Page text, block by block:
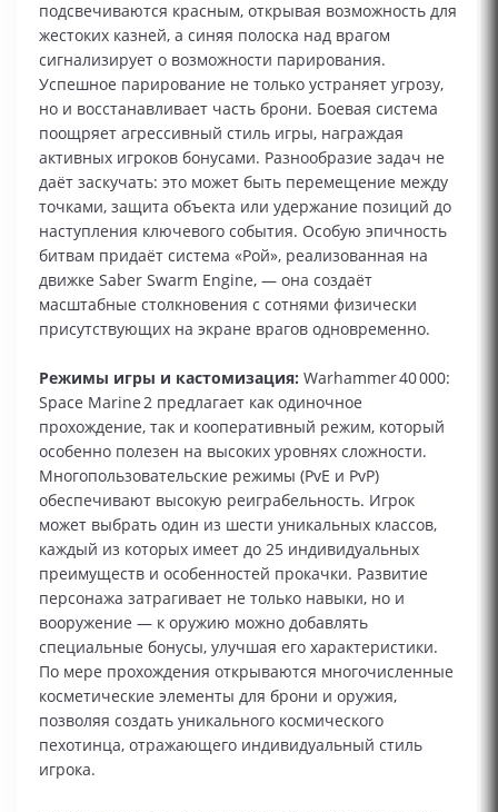
подсвечиваются красным, открывая возможность для
жестоких казней, а синяя полоска над врагом
сигнализирует о возможности парирования.
Успешное парирование не только устраняет угрозу,
но и восстанавливает часть брони. Боевая система
поощряет агрессивный стиль игры, награждая
активных игроков бонусами. Разнообразие задач не
даёт заскучать: это может быть перемещение между
точками, защита объекта или удержание позиций до
наступления ключевого события. Особую эпичность
битвам придаёт система «Рой», реализованная на
движке Saber Swarm Engine, — она создаёт
масштабные столкновения с сотнями физически
присутствующих на экране врагов одновременно.
Режимы игры и кастомизация: Warhammer 40 000:
Space Marine 2 предлагает как одиночное
прохождение, так и кооперативный режим, который
особенно полезен на высоких уровнях сложности.
Многопользовательские режимы (PvE и PvP)
обеспечивают высокую реиграбельность. Игрок
может выбрать один из шести уникальных классов,
каждый из которых имеет до 25 индивидуальных
преимуществ и особенностей прокачки. Развитие
персонажа затрагивает не только навыки, но и
вооружение — к оружию можно добавлять
специальные бонусы, улучшая его характеристики.
По мере прохождения открываются многочисленные
косметические элементы для брони и оружия,
позволяя создать уникального космического
пехотинца, отражающего индивидуальный стиль
игрока.